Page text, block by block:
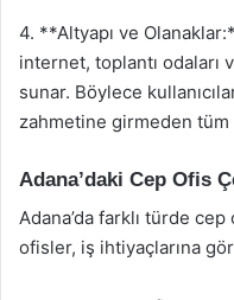
4. **Altyapı ve
internet, toplantı odaları
sunar. Böylece
zahmetine girmeden tüm
Adana’daki Cep Ofis
Adana’da farklı türde
ofisler, iş ihtiyaçlarına